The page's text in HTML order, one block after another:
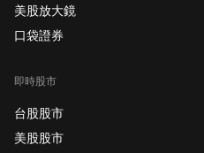
美股放大鏡
口袋證券
即時股市
台股股市
美股股市